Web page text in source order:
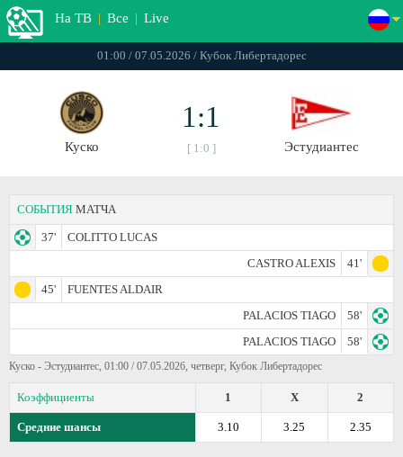
На ТВ | Все | Live
01:00 / 07.05.2026 / Кубок Либертадорес
Куско
1:1
[ 1:0 ] Эстудиантес
СОБЫТИЯ МАТЧА
37'
COLITTO LUCAS
CASTRO ALEXIS
41'
45'
FUENTES ALDAIR
PALACIOS TIAGO
58'
PALACIOS TIAGO
58'
Куско - Эстудиантес, 01:00 / 07.05.2026, четверг, Кубок Либертадорес
Коэффициенты 2
X
1
Средние шансы 2.35
3.25
3.10